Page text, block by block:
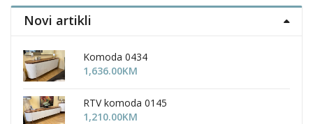
Novi artikli
Komoda 0434
1,636.00KM
RTV komoda 0145
1,210.00KM